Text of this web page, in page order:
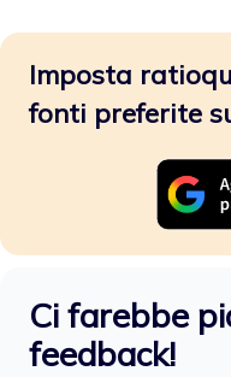
Imposta
fonti preferite
Ci farebbe
feedback!